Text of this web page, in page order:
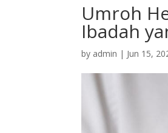
Umroh
Ibadah
by admin | Jun 15,